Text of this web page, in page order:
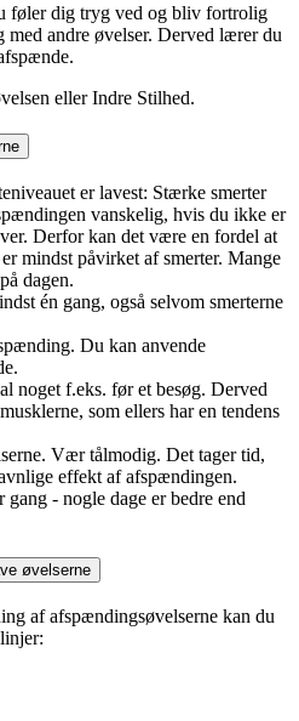
føler dig tryg ved og bliv fortrolig
med andre øvelser. Derved lærer du
eller Indre Stilhed.
er lavest: Stærke smerter
vanskelig, hvis du ikke er
Derfor kan det være en fordel at
mindst påvirket af smerter. Mange
dagen.
én gang, også selvom smerterne
Du kan anvende
noget f.eks. før et besøg. Derved
som ellers har en tendens
Vær tålmodig. Det tager tid,
effekt af afspændingen.
- nogle dage er bedre end
øvelserne
af afspændingsøvelserne kan du